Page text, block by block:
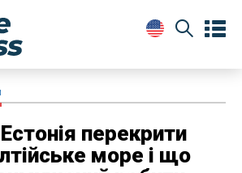
перекрити
море і що